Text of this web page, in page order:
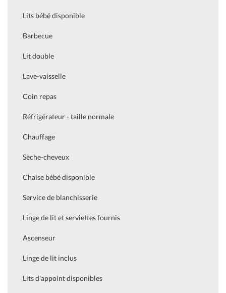
Lits bébé disponible
Barbecue
Lit double
Lave-vaisselle
Coin repas
Réfrigérateur - taille normale
Chauffage
Sèche-cheveux
Chaise bébé disponible
Service de blanchisserie
Linge de lit et serviettes fournis
Ascenseur
Linge de lit inclus
Lits d'appoint disponibles